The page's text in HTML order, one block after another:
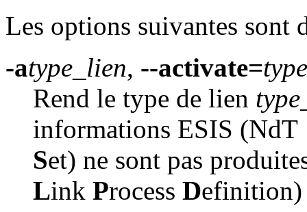
Les options suivantes sont
-atype_lien, --activate=
Rend le type de lien
informations ESIS
Set) ne sont pas
Link Process Definition)